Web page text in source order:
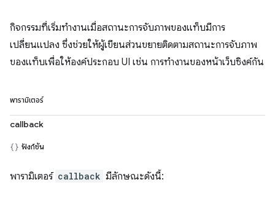
กิจกรรมที่เริ่มทำงานเมื่อสถานะการจับภาพของแท็บมีการ
เปลี่ยนแปลง ซึ่งช่วยให้ผู้เขียนส่วนขยายติดตามสถานะการจับภาพ
ของแท็บเพื่อให้องค์ประกอบ UI เช่น การทำงานของหน้าเว็บซิงค์กัน
พารามิเตอร์
callback
ฟังก์ชัน
พารามิเตอร์ callback มีลักษณะดังนี้: